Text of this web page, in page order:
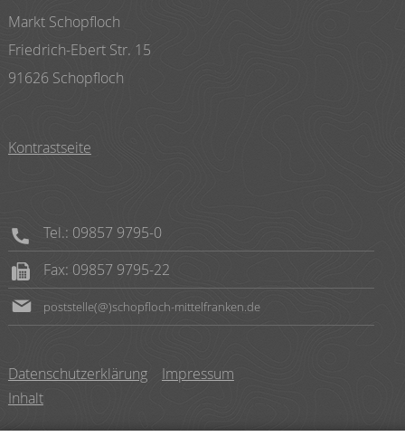
Markt Schopfloch
Friedrich-Ebert Str. 15
91626 Schopfloch
Kontrastseite
Tel.: 09857 9795-0
Fax: 09857 9795-22
poststelle(@)schopfloch-mittelfranken.de
Datenschutzerklärung
Impressum
Inhalt